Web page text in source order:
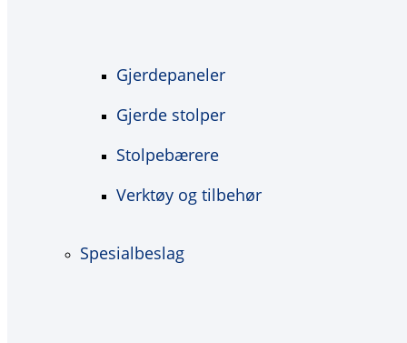
Gjerdepaneler
Gjerde stolper
Stolpebærere
Verktøy og tilbehør
Spesialbeslag